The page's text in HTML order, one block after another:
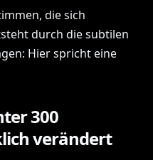
die sich
durch die subtilen
Hier spricht eine
300
verändert